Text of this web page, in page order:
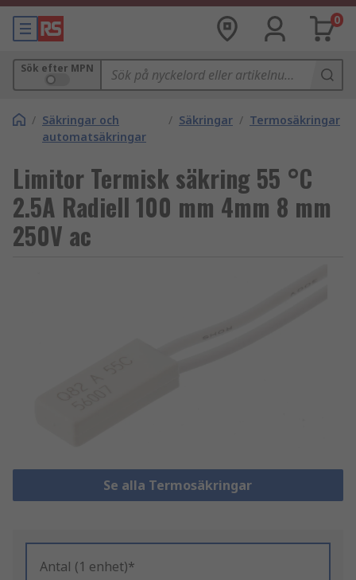
0
Sök efter MPN
/ Säkringar och
automatsäkringar
/ Säkringar / Termosäkringar
Limitor Termisk säkring 55 °C
2.5A Radiell 100 mm 4mm 8 mm
250V ac
Se alla Termosäkringar
Antal (1 enhet)*